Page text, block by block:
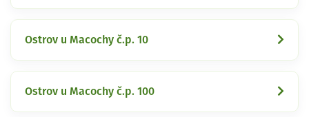
Ostrov u Macochy č.p. 10
Ostrov u Macochy č.p. 100